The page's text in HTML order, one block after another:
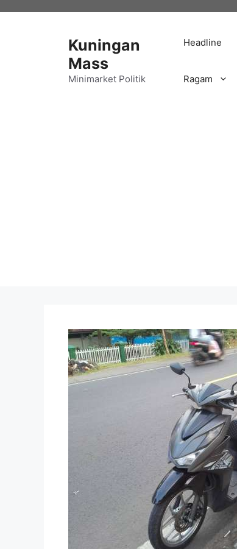
Kuningan
Mass
Minimarket Politik
Headline
Ragam